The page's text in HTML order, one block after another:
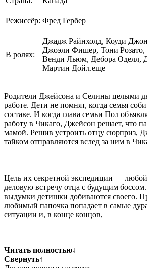
Режиссёр: Фред Гербер
В ролях:
Джадж Райнхолд, Коуди
Джоэли Фишер, Тони Розато,
Венди Льюм, Дебора Оделл,
Мартин Дойл.еще
Родители Джейсона и Селины целыми
работе. Дети не помнят, когда семья
составе. И когда глава семьи Пол
работу в Чикаго, Джейсон решает, что
мамой. Решив устроить отцу сюрприз,
тайком отправляются вслед за ним в
Цель их секретной экспедиции —
деловую встречу отца с будущим
выдумки детишки добиваются своего.
любимый папочка попадает в самые
ситуации и, в конце концов,
Читать полностью↓
Свернуть↑